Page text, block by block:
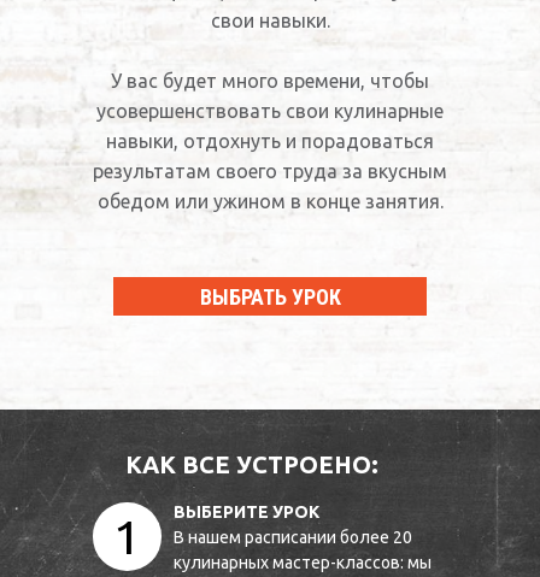
свои навыки.
У вас будет много времени, чтобы
усовершенствовать свои кулинарные
навыки, отдохнуть и порадоваться
результатам своего труда за вкусным
обедом или ужином в конце занятия.
ВЫБРАТЬ УРОК
КАК ВСЕ УСТРОЕНО:
1
ВЫБЕРИТЕ УРОК
В нашем расписании более 20
кулинарных мастер-классов: мы